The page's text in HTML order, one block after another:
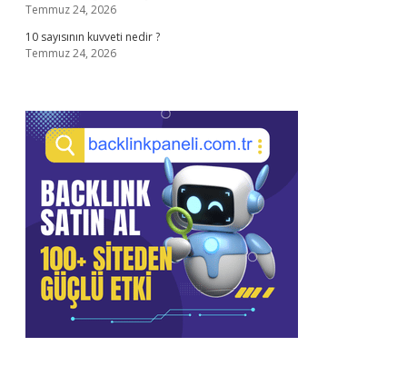
Temmuz 24, 2026
10 sayısının kuvveti nedir ?
Temmuz 24, 2026